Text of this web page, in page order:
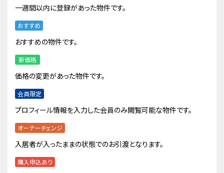
一週間以内に登録があった物件です。
おすすめ
おすすめの物件です。
新価格
価格の変更があった物件です。
会員限定
プロフィール情報を入力した会員のみ閲覧可能な物件です。
オーナーチェンジ
入居者が入ったままの状態でのお引渡となります。
購入申込あり